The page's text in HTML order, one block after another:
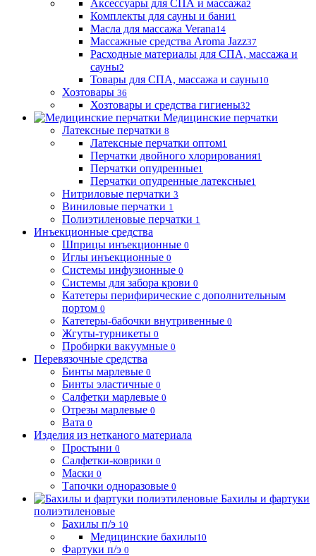
Аксессуары для СПА и массажа2
Комплекты для сауны и бани1
Масла для массажа Verana14
Массажные средства Aroma Jazz37
Расходные материалы для СПА, массажа и
сауны2
Товары для СПА, массажа и сауны10
Хозтовары 36
Хозтовары и средства гигиены32
Медицинские перчатки
Латексные перчатки 8
Латексные перчатки оптом1
Перчатки двойного хлорирования1
Перчатки опудренные1
Перчатки опудренные латексные1
Нитриловые перчатки 3
Виниловые перчатки 1
Полиэтиленовые перчатки 1
Инъекционные средства
Шприцы инъекционные 0
Иглы инъекционные 0
Системы инфузионные 0
Системы для забора крови 0
Катетеры перифирические с дополнительным
портом 0
Катетеры-бабочки внутривенные 0
Жгуты-турникеты 0
Пробирки вакуумные 0
Перевязочные средства
Бинты марлевые 0
Бинты эластичные 0
Салфетки марлевые 0
Отрезы марлевые 0
Вата 0
Изделия из нетканого материала
Простыни 0
Салфетки-коврики 0
Маски 0
Тапочки одноразовые 0
Бахилы и фартуки
полиэтиленовые
Бахилы п/э 10
Медицинские бахилы10
Фартуки п/э 0